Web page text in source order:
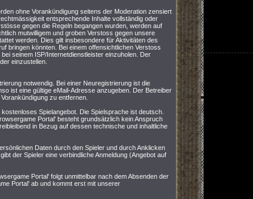
ohne Vorankündigung seitens der Moderation zensiert
entsprechende Inhalte vollständig oder
gegen die Regeln begangen wurden, werden auf
mutwilligem und groben Verstoss gegen unsere
werden. Dies gilt insbesondere für Aktivitäten des
bringen könnten. Bei einem offensichtlichen Verstoss
seinem ISP/Internetdienstleister einzuholen. Der
einzustellen.
notwendig. Bei einer Neuregistrierung ist die
ist eine gültige eMail-Adresse anzugeben. Der Betreiber
zu entfernen.
Spielangebot. Die Spielsprache ist deutsch.
Portal' besteht grundsätzlich kein Anspruch
in Bezug auf dessen technische und inhaltliche
Daten durch den Spieler und durch Anklicken
der Spieler eine verbindliche Anmeldung (Angebot auf
Portal' folgt unmittelbar nach dem Absenden der
Portal' ab und kommt erst mit unserer